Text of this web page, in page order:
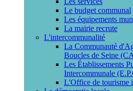
Le budget communal
Les équipements
La mairie recrute
L'intercommunalité
La Communauté
Boucles de Seine
Les Établissements
Intercommunale
L'Office de tourisme